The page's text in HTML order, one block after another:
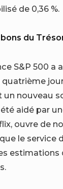
de 0,36 %.
du
S&P 500
un nouveau
aidé par
ouvre de
le service
estimations